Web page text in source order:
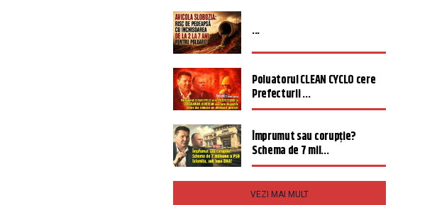
...
Poluatorul CLEAN CYCLO cere
Prefecturii ...
Împrumut sau corupție?
Schema de 7 mil...
VEZI MAI MULT